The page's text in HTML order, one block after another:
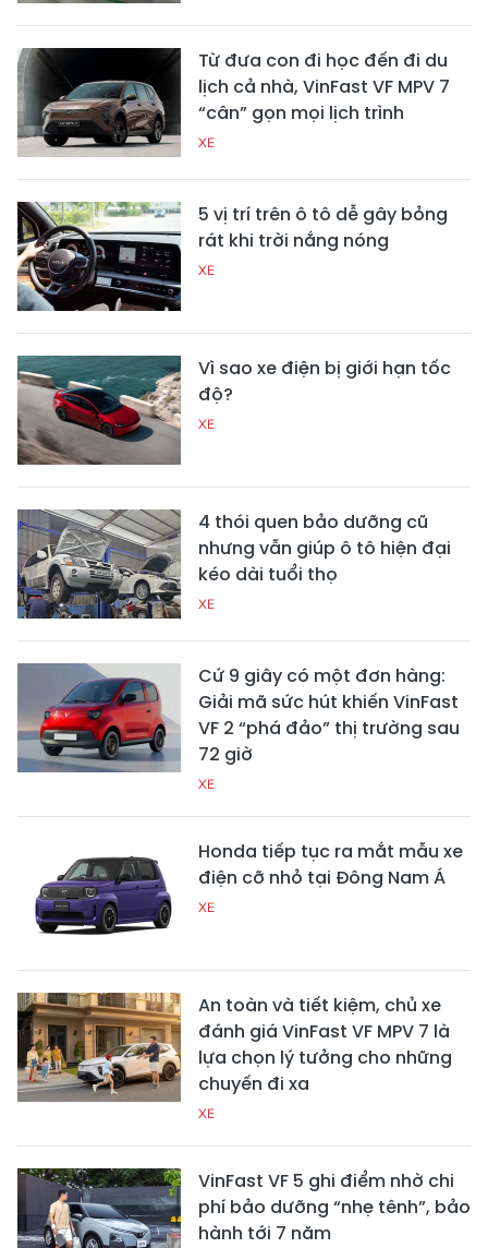
Từ đưa con đi học đến đi du
lịch cả nhà, VinFast VF MPV 7
“cân” gọn mọi lịch trình
XE
5 vị trí trên ô tô dễ gây bỏng
rát khi trời nắng nóng
XE
Vì sao xe điện bị giới hạn tốc
độ?
XE
4 thói quen bảo dưỡng cũ
nhưng vẫn giúp ô tô hiện đại
kéo dài tuổi thọ
XE
Cứ 9 giây có một đơn hàng:
Giải mã sức hút khiến VinFast
VF 2 “phá đảo” thị trường sau
72 giờ
XE
Honda tiếp tục ra mắt mẫu xe
điện cỡ nhỏ tại Đông Nam Á
XE
An toàn và tiết kiệm, chủ xe
đánh giá VinFast VF MPV 7 là
lựa chọn lý tưởng cho những
chuyến đi xa
XE
VinFast VF 5 ghi điểm nhờ chi
phí bảo dưỡng “nhẹ tênh”, bảo
hành tới 7 năm